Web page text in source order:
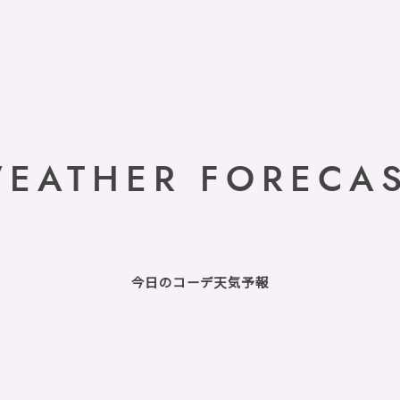
今日のコーデ天気予報